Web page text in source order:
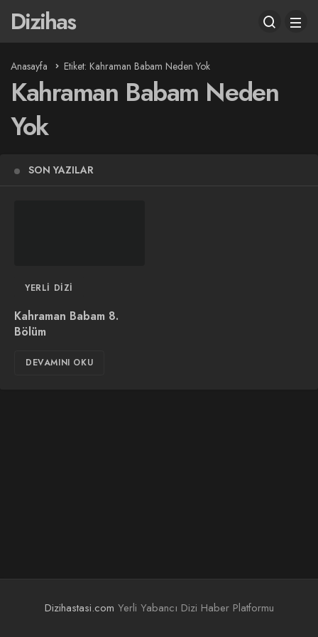
Dizihas
Anasayfa Etiket: Kahraman Babam Neden Yok
Kahraman Babam Neden
Yok
SON YAZILAR
YERLI DIZI
Kahraman Babam 8.
Bölüm
DEVAMINI OKU
Dizihastasi.com Yerli Yabancı Dizi Haber Platformu